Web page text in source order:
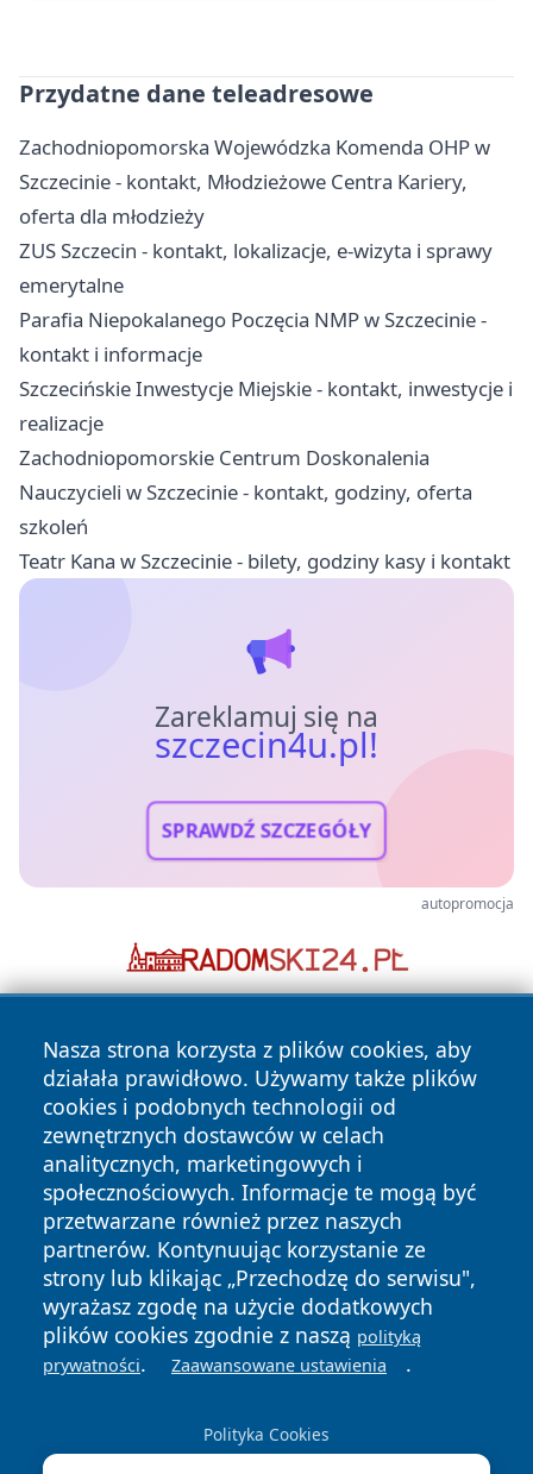
Przydatne dane teleadresowe
Zachodniopomorska Wojewódzka Komenda OHP w
Szczecinie - kontakt, Młodzieżowe Centra Kariery,
oferta dla młodzieży
ZUS Szczecin - kontakt, lokalizacje, e-wizyta i sprawy
emerytalne
Parafia Niepokalanego Poczęcia NMP w Szczecinie -
kontakt i informacje
Szczecińskie Inwestycje Miejskie - kontakt, inwestycje i
realizacje
Zachodniopomorskie Centrum Doskonalenia
Nauczycieli w Szczecinie - kontakt, godziny, oferta
szkoleń
Teatr Kana w Szczecinie - bilety, godziny kasy i kontakt
Zareklamuj się na
szczecin4u.pl!
SPRAWDŹ SZCZEGÓŁY
autopromocja
Nasza strona korzysta z plików cookies, aby
działała prawidłowo. Używamy także plików
cookies i podobnych technologii od
zewnętrznych dostawców w celach
analitycznych, marketingowych i
społecznościowych. Informacje te mogą być
przetwarzane również przez naszych
partnerów. Kontynuując korzystanie ze
strony lub klikając „Przechodzę do serwisu",
wyrażasz zgodę na użycie dodatkowych
plików cookies zgodnie z naszą polityką
prywatności. Zaawansowane ustawienia .
Polityka Cookies
Copyright © 2026 szczecin4u.pl Wszystkie prawa zastrzeżone.
News Autorzy
Polityka
Prywatności
Polityka
Cookies